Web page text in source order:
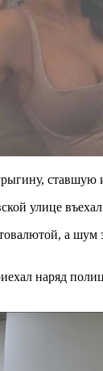
ставшую
улице
а
наряд